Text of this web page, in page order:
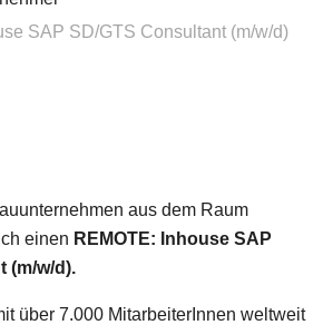
SAP SD/GTS Consultant (m/w/d)
aus dem Raum
einen REMOTE: Inhouse SAP
(m/w/d).
über 7.000 MitarbeiterInnen weltweit